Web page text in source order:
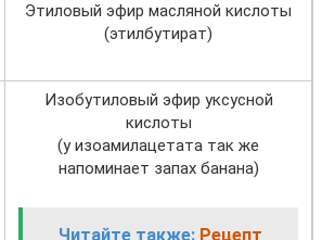
Этиловый эфир масляной кислоты
(этилбутират)
Изобутиловый эфир уксусной
кислоты
(у изоамилацетата так же
напоминает запах банана)
Читайте также: Рецепт